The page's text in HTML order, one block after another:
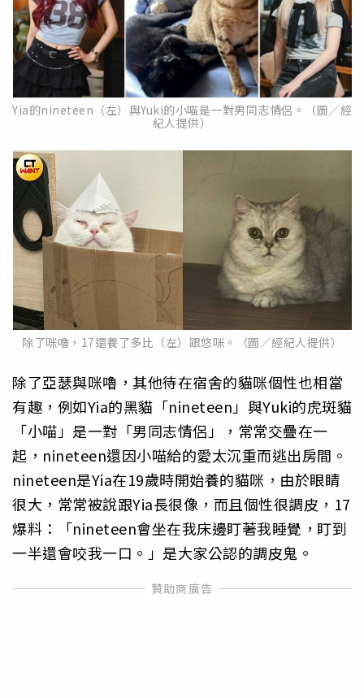
Yia的nineteen（左）與Yuki的小喵是一對男同志情侶。（圖／經
紀人提供）
除了咪嚕，17還養了多比（左）跟悠咪。（圖／經紀人提供）
除了亞瑟與咪嚕，其他待在宿舍的貓咪個性也相當
有趣，例如Yia的黑貓「nineteen」與Yuki的虎斑貓
「小喵」是一對「男同志情侶」，常常交疊在一
起，nineteen還因小喵給的愛太沉重而逃出房間。
nineteen是Yia在19歲時開始養的貓咪，由於眼睛
很大，常常被說跟Yia長很像，而且個性很調皮，17
爆料：「nineteen會坐在我床邊盯著我睡覺，盯到
一半還會咬我一口。」是大家公認的調皮鬼。